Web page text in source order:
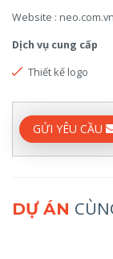
Website : neo.com.vn
Dịch vụ cung cấp
Thiết kế logo
GỬI YÊU CẦU
DỰ ÁN